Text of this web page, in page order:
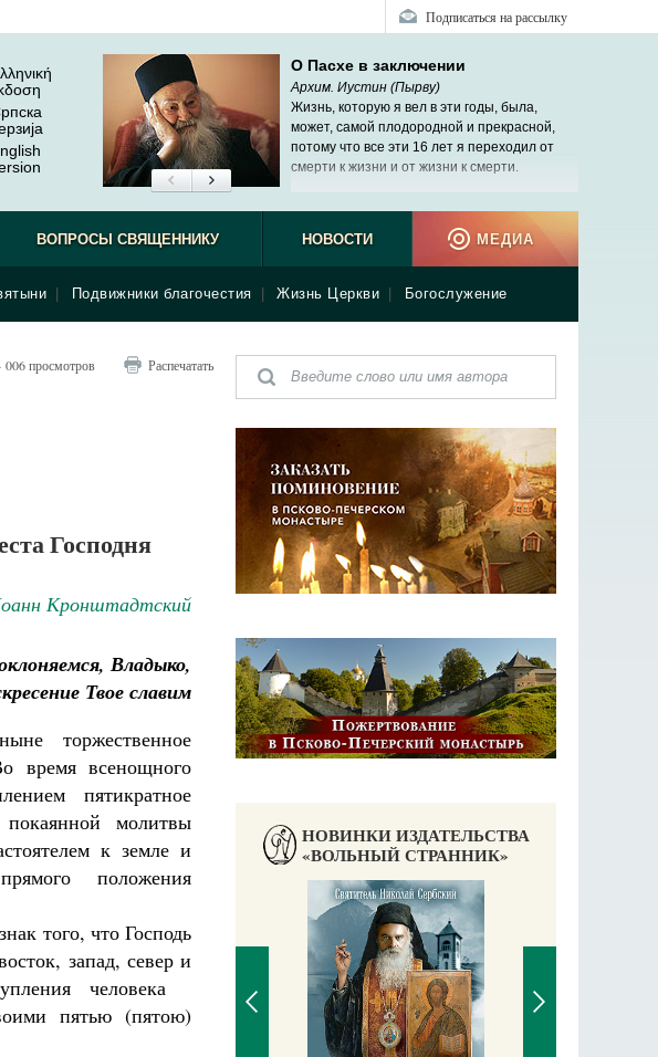
Подписаться на рассылку
О Пасхе в заключении
Архим. Иустин (Пырву)
Жизнь, которую я вел в эти годы, была,
может, самой плодородной и прекрасной,
потому что все эти 16 лет я переходил от
смерти к жизни и от жизни к смерти.
Подвижники благочестия Жизнь Церкви Богослужение
ВОПРОСЫ СВЯЩЕННИКУ НОВОСТИ МЕДИА
006 просмотров Распечатать
Господня
Кронштадтский
Владыко,
Твое славим
торжест­венное
время всенощного
пятикратное
молитвы
к земле и
положения
то­го, что Господь
запад, север и
человека
пятью (пятою)
НОВИНКИ ИЗДАТЕЛЬСТВА
«ВОЛЬНЫЙ СТРАННИК»